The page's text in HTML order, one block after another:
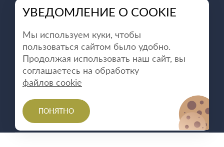
УВЕДОМЛЕНИЕ О COOKIE
Мы используем куки, чтобы
пользоваться сайтом было удобно.
Продолжая использовать наш сайт, вы
соглашаетесь на обработку
файлов cookie
ПОНЯТНО